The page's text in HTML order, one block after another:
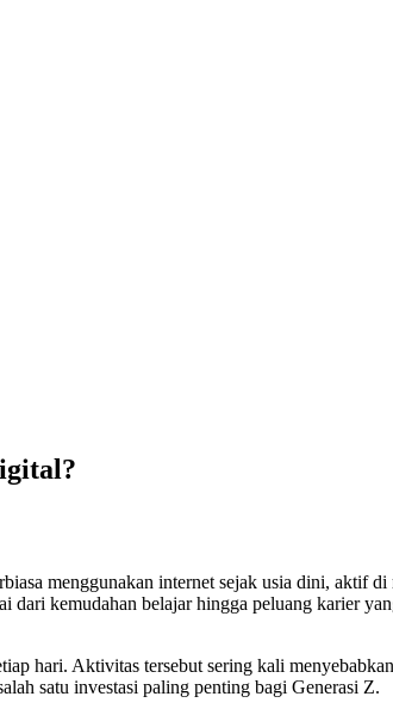
menggunakan internet sejak usia dini, aktif
kemudahan belajar hingga peluang karier
hari. Aktivitas tersebut sering kali
satu investasi paling penting bagi Generasi Z.